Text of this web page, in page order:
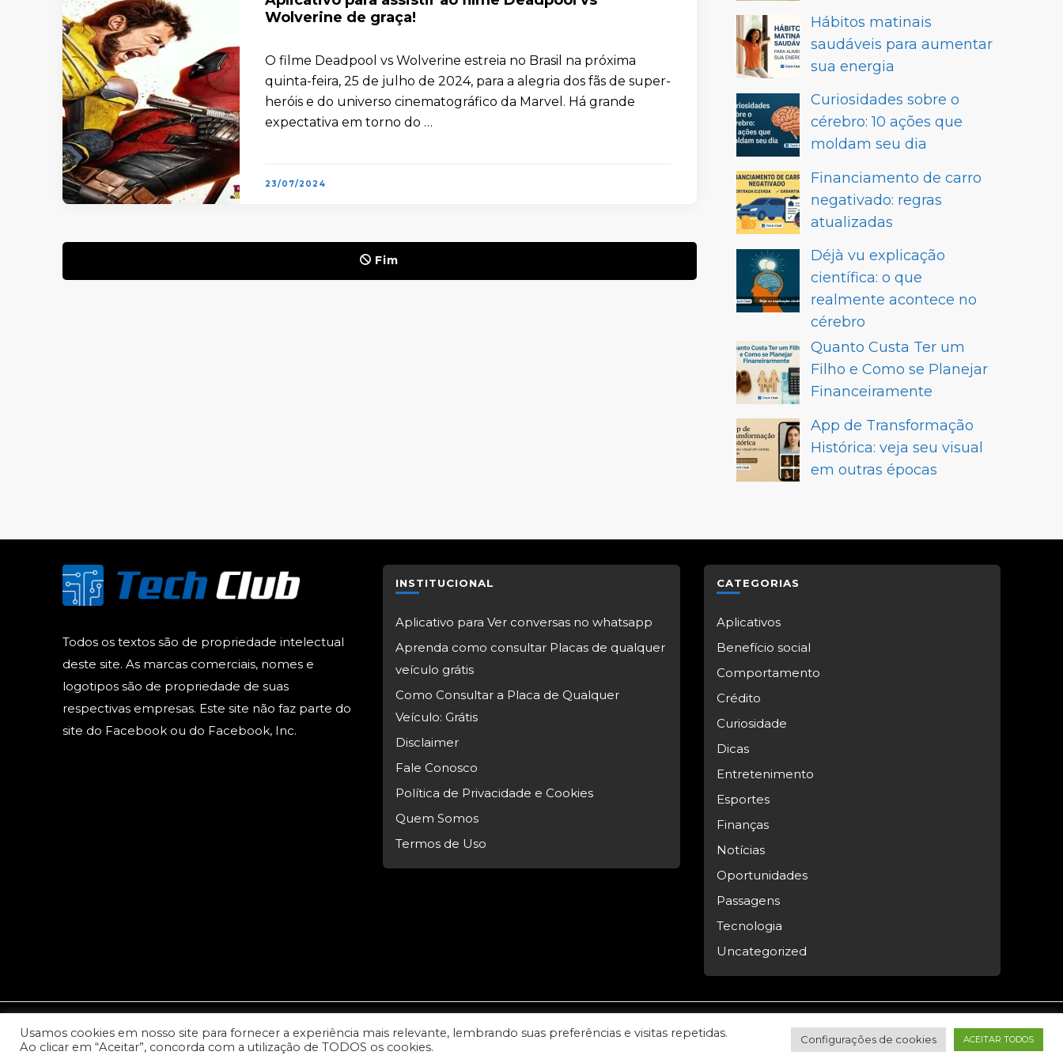
Wolverine de graça!
O filme Deadpool vs Wolverine estreia no Brasil na próxima
quinta-feira, 25 de julho de 2024, para a alegria dos fãs de super-
heróis e do universo cinematográfico da Marvel. Há grande
expectativa em torno do …
23/07/2024
Fim
Hábitos matinais
saudáveis para aumentar
sua energia
Curiosidades sobre o
cérebro: 10 ações que
moldam seu dia
Financiamento de carro
negativado: regras
atualizadas
Déjà vu explicação
científica: o que
realmente acontece no
cérebro
Quanto Custa Ter um
Filho e Como se Planejar
Financeiramente
App de Transformação
Histórica: veja seu visual
em outras épocas
Todos os textos são de propriedade intelectual
deste site. As marcas comerciais, nomes e
logotipos são de propriedade de suas
respectivas empresas. Este site não faz parte do
site do Facebook ou do Facebook, Inc.
INSTITUCIONAL
Aplicativo para Ver conversas no whatsapp
Aprenda como consultar Placas de qualquer
veículo grátis
Como Consultar a Placa de Qualquer
Veículo: Grátis
Disclaimer
Fale Conosco
Política de Privacidade e Cookies
Quem Somos
Termos de Uso
CATEGORIAS
Aplicativos
Benefício social
Comportamento
Crédito
Curiosidade
Dicas
Entretenimento
Esportes
Finanças
Notícias
Oportunidades
Passagens
Tecnologia
Uncategorized
© 2023 Copyright: Todos os direitos reservados - Canal Tech.
Usamos cookies em nosso site para fornecer a experiência mais relevante, lembrando suas preferências e visitas repetidas.
Ao clicar em “Aceitar”, concorda com a utilização de TODOS os cookies.
Configurações de cookies ACEITAR TODOS